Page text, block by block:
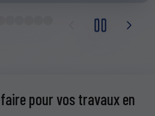
pour vos travaux en